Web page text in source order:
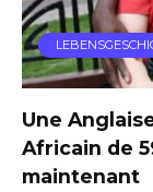
Une
Africain de
maintenant